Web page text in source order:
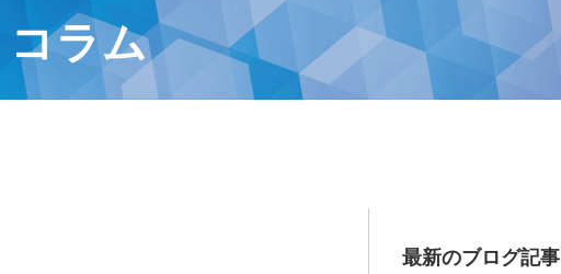
コラム
最新のブログ記事